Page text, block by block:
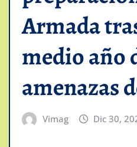
Armada
medio año
amenazas
Vimag Dic 30,